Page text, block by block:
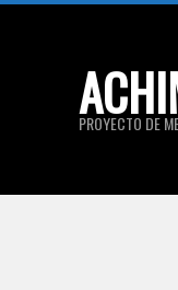
PROYECTO DE